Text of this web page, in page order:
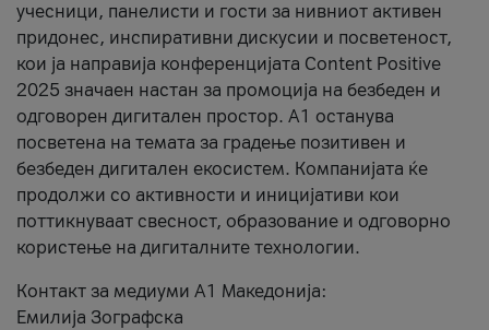
учесници, панелисти и гости за нивниот активен
придонес, инспиративни дискусии и посветеност,
кои ја направија конференцијата Content Positive
2025 значаен настан за промоција на безбеден и
одговорен дигитален простор. А1 останува
посветена на темата за градење позитивен и
безбеден дигитален екосистем. Компанијата ќе
продолжи со активности и иницијативи кои
поттикнуваат свесност, образование и одговорно
користење на дигиталните технологии.
Контакт за медиуми А1 Македонија:
Емилија Зографска